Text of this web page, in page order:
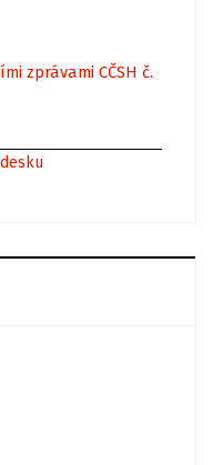
zprávami CČSH č.